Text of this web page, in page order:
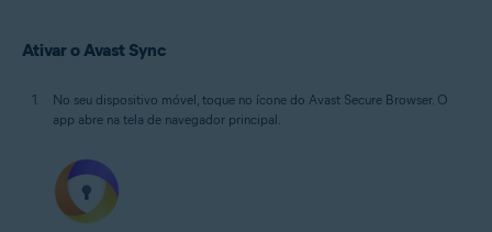
Ativar o Avast Sync
No seu dispositivo móvel, toque no ícone do Avast Secure Browser. O
app abre na tela de navegador principal.